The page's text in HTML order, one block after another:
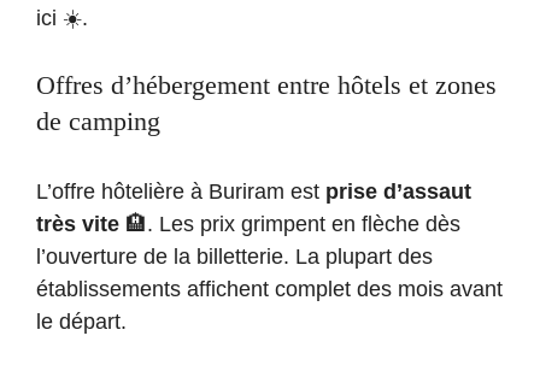
ici ☀️.
Offres d’hébergement entre hôtels et zones
de camping
L’offre hôtelière à Buriram est prise d’assaut
très vite 🏨. Les prix grimpent en flèche dès
l’ouverture de la billetterie. La plupart des
établissements affichent complet des mois avant
le départ.